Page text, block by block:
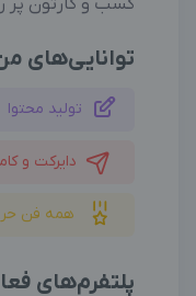
کسب و کارتون پر
توانایی‌های
تولید محتوا
دایرکت و
همه فن
پلتفرم‌های